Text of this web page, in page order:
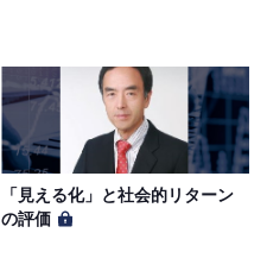
「見える化」と社会的リターン
の評価